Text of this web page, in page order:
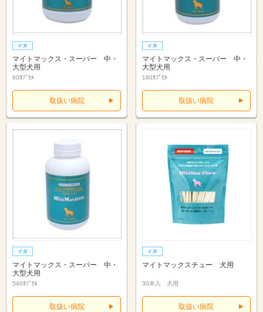
マイトマックス・スーパー 中・
大型犬用
60ｶﾌﾟｾﾙ
取扱い病院
マイトマックス・スーパー 中・
大型犬用
180ｶﾌﾟｾﾙ
取扱い病院
マイトマックス・スーパー 中・
大型犬用
540ｶﾌﾟｾﾙ
取扱い病院
マイトマックスチュー 犬用
30本入 犬用
取扱い病院